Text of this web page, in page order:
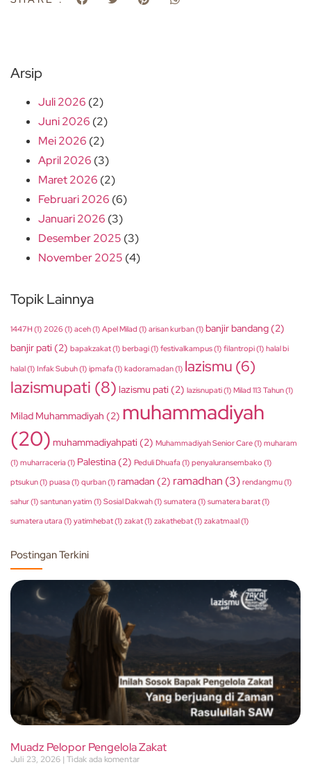
Arsip
Juli 2026 (2)
Juni 2026 (2)
Mei 2026 (2)
April 2026 (3)
Maret 2026 (2)
Februari 2026 (6)
Januari 2026 (3)
Desember 2025 (3)
November 2025 (4)
Topik Lainnya
1447H (1) 2026(1) aceh(1) Apel Milad (1) arisan kurban(1) banjir bandang(2)
banjir pati (2) bapakzakat(1) berbagi(1) festivalkampus(1) filantropi(1) halal bi
halal(1) Infak Subuh(1) ipmafa (1) kadoramadan(1) lazismu (6)
lazismupati (8) lazismu pati (2) lazisnupati(1) Milad 113 Tahun(1)
Milad Muhammadiyah (2) muhammadiyah
(20) muhammadiyahpati (2) Muhammadiyah Senior Care(1) muharam
(1) muharraceria (1) Palestina(2) Peduli Dhuafa (1) penyaluransembako (1)
ptsukun(1) puasa (1) qurban(1) ramadan (2) ramadhan (3) rendangmu(1)
sahur(1) santunan yatim (1) Sosial Dakwah(1) sumatera (1) sumatera barat(1)
sumatera utara (1) yatimhebat(1) zakat(1) zakathebat(1) zakatmaal(1)
Postingan Terkini
Muadz Pelopor Pengelola Zakat
Juli 23, 2026 Tidak ada komentar